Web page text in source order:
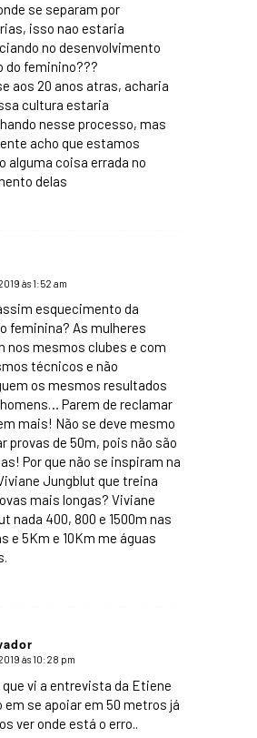
se separam por
isso nao estaria
no desenvolvimento
do feminino???
aos 20 anos atras, acharia
cultura estaria
nesse processo, mas
acho que estamos
alguma coisa errada no
delas
às 1:52 am
esquecimento da
feminina? As mulheres
nos mesmos clubes e com
técnicos e não
os mesmos resultados
Parem de reclamar
mais! Não se deve mesmo
provas de 50m, pois não são
Por que não se inspiram na
Jungblut que treina
mais longas? Viviane
nada 400, 800 e 1500m nas
e 5Km e 10Km me águas
às 10:28 pm
que vi a entrevista da Etiene
em se apoiar em 50 metros já
ver onde está o erro..